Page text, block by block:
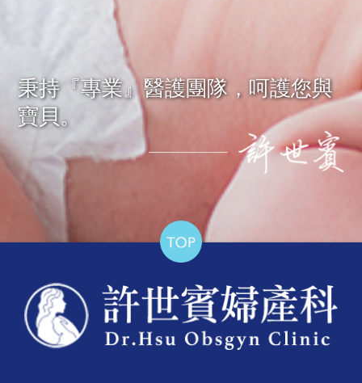
秉持『專業』醫護團隊，呵護您與
寶貝。